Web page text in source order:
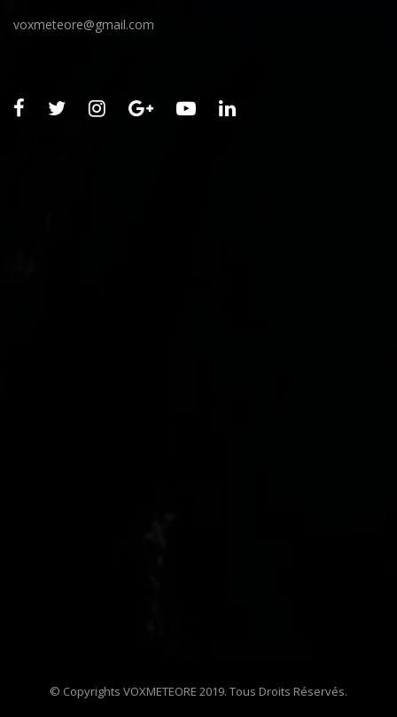
voxmeteore@gmail.com
© Copyrights VOXMETEORE 2019. Tous Droits Réservés.